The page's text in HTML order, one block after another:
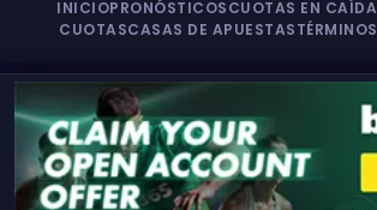
INICIOPRONÓSTICOSCUOTAS EN CAÍDA
CUOTASCASAS DE APUESTASTÉRMINOS